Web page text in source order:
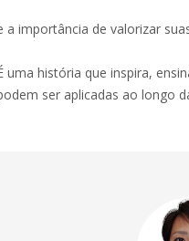
a importância de valorizar
uma história que inspira,
ser aplicadas ao longo